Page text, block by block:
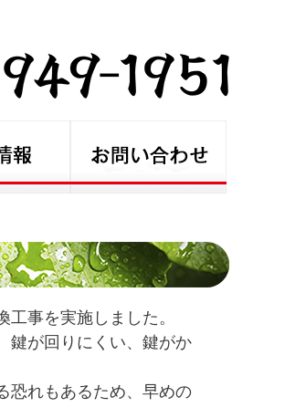
事を実施しました。
鍵が回りにくい、鍵がか
恐れもあるため、早めの